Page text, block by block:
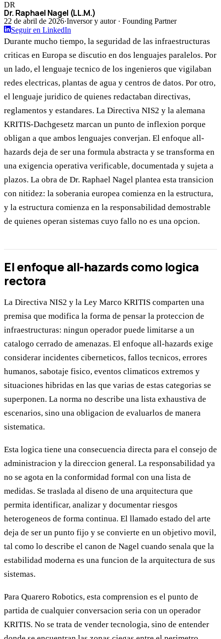
DR
Dr. Raphael Nagel (LL.M.)
22 de abril de 2026·Inversor y autor · Founding Partner
Seguir en LinkedIn
Durante mucho tiempo, la seguridad de las infraestructuras
criticas en Europa se discutio en dos lenguajes paralelos. Por
un lado, el lenguaje tecnico de los ingenieros que vigilaban
redes electricas, plantas de agua y centros de datos. Por otro,
el lenguaje juridico de quienes redactaban directivas,
reglamentos y estandares. La Directiva NIS2 y la alemana
KRITIS-Dachgesetz marcan un punto de inflexion porque
obligan a que ambos lenguajes converjan. El enfoque all-
hazards deja de ser una formula abstracta y se transforma en
una exigencia operativa verificable, documentada y sujeta a
plazos. La obra de Dr. Raphael Nagel plantea esta transicion
con nitidez: la soberania europea comienza en la estructura,
y la estructura comienza en la responsabilidad demostrable
de quienes operan sistemas cuyo fallo no es una opcion.
El enfoque all-hazards como logica
rectora
La Directiva NIS2 y la Ley Marco KRITIS comparten una
premisa que modifica la forma de pensar la proteccion de
infraestructuras: ningun operador puede limitarse a un
catalogo cerrado de amenazas. El enfoque all-hazards exige
considerar incidentes ciberneticos, fallos tecnicos, errores
humanos, sabotaje fisico, eventos climaticos extremos y
situaciones hibridas en las que varias de estas categorias se
superponen. La norma no describe una lista exhaustiva de
escenarios, sino una obligacion de evaluarlos de manera
sistematica.
Esta logica tiene una consecuencia directa para el consejo de
administracion y la direccion general. La responsabilidad ya
no se agota en la conformidad formal con una lista de
medidas. Se traslada al diseno de una arquitectura que
permita identificar, analizar y documentar riesgos
heterogeneos de forma continua. El llamado estado del arte
deja de ser un punto fijo y se convierte en un objetivo movil,
tal como lo describe el canon de Nagel cuando senala que la
estabilidad moderna es una funcion de la arquitectura de sus
sistemas.
Para Quarero Robotics, esta comprension es el punto de
partida de cualquier conversacion seria con un operador
KRITIS. No se trata de vender tecnologia, sino de entender